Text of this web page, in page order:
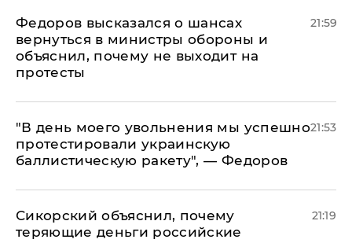
Федоров высказался о шансах
вернуться в министры обороны и
объяснил, почему не выходит на
протесты
21:59
​"В день моего увольнения мы успешно
протестировали украинскую
баллистическую ракету", — Федоров
21:53
Сикорский объяснил, почему
теряющие деньги российские
21:19